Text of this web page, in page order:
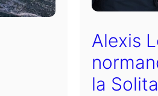
Alexis
la